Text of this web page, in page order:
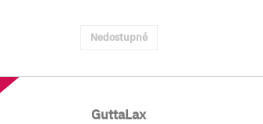
Nedostupné
GuttaLax